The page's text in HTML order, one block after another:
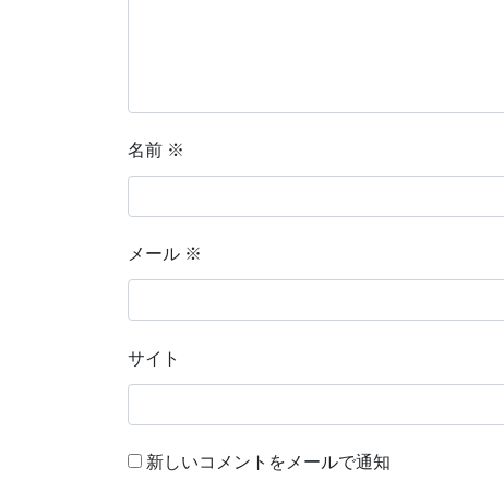
名前 ※
メール ※
サイト
新しいコメントをメールで通知